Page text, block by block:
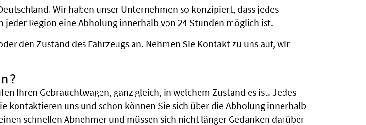
Wir haben unser Unternehmen so konzipiert, dass jedes
Region eine Abholung innerhalb von 24 Stunden möglich ist.
den Zustand des Fahrzeugs an. Nehmen Sie Kontakt zu uns auf, wir
Ihren Gebrauchtwagen, ganz gleich, in welchem Zustand es ist. Jedes
kontaktieren uns und schon können Sie sich über die Abholung innerhalb
schnellen Abnehmer und müssen sich nicht länger Gedanken darüber